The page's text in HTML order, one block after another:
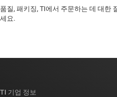
품질, 패키징, TI에서 주문하는 데 대한
세요. ​​​​​​​​​​​​​​
TI 기업 정보